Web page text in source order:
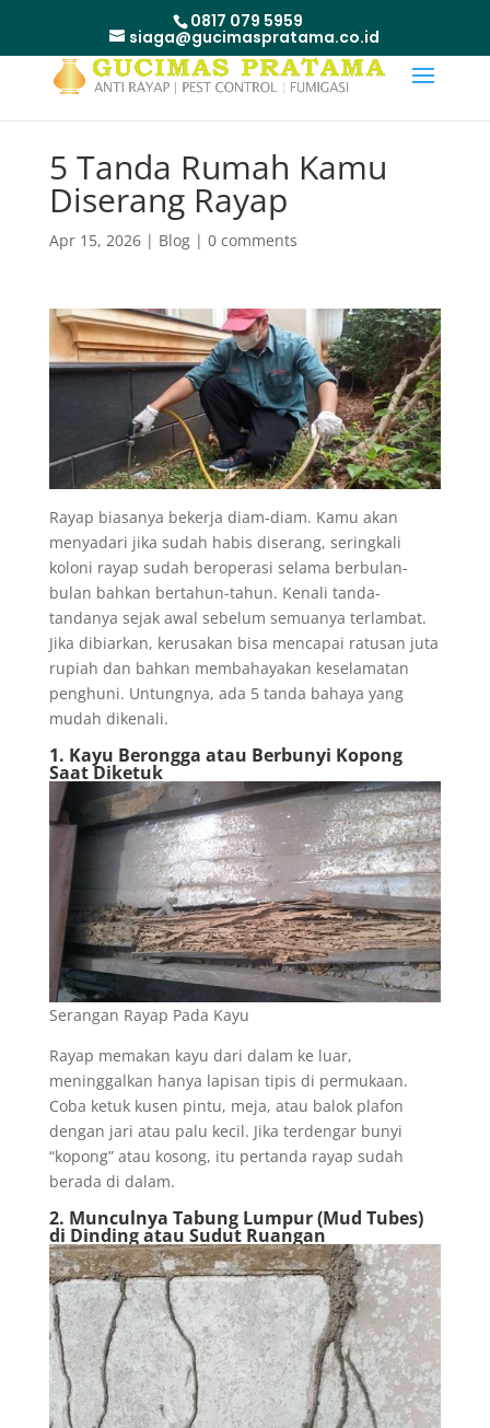
0817 079 5959
siaga@gucimaspratama.co.id
5 Tanda Rumah Kamu
Diserang Rayap
Apr 15, 2026| Blog| 0 comments
Rayap biasanya bekerja diam-diam. Kamu akan
menyadari jika sudah habis diserang, seringkali
koloni rayap sudah beroperasi selama berbulan-
bulan bahkan bertahun-tahun. Kenali tanda-
tandanya sejak awal sebelum semuanya terlambat.
Jika dibiarkan, kerusakan bisa mencapai ratusan juta
rupiah dan bahkan membahayakan keselamatan
penghuni. Untungnya, ada 5 tanda bahaya yang
mudah dikenali.
1. Kayu Berongga atau Berbunyi Kopong
Saat Diketuk
Serangan Rayap Pada Kayu
Rayap memakan kayu dari dalam ke luar,
meninggalkan hanya lapisan tipis di permukaan.
Coba ketuk kusen pintu, meja, atau balok plafon
dengan jari atau palu kecil. Jika terdengar bunyi
“kopong” atau kosong, itu pertanda rayap sudah
berada di dalam.
2. Munculnya Tabung Lumpur (Mud Tubes)
di Dinding atau Sudut Ruangan